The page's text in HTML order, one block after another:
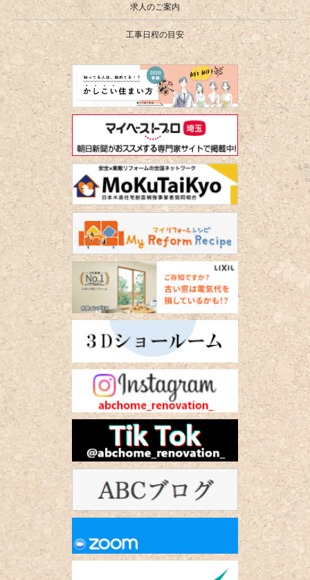
求人のご案内
工事日程の目安